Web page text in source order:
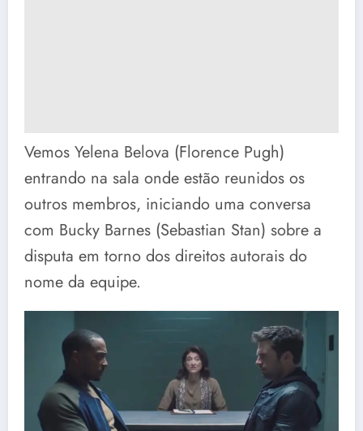
Vemos Yelena Belova (Florence Pugh)
entrando na sala onde estão reunidos os
outros membros, iniciando uma conversa
com Bucky Barnes (Sebastian Stan) sobre a
disputa em torno dos direitos autorais do
nome da equipe.